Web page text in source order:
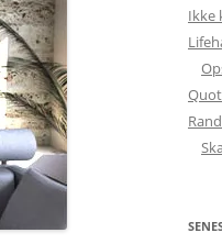
Ikke